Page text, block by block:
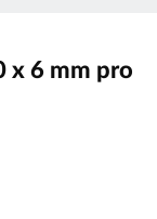
x 6 mm pro